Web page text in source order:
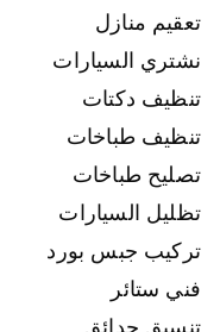
تعقيم منازل
نشتري السيارات
تنظيف دكتات
تنظيف طباخات
تصليح طباخات
تظليل السيارات
تركيب جبس بورد
فني ستائر
تنسيق حدائق